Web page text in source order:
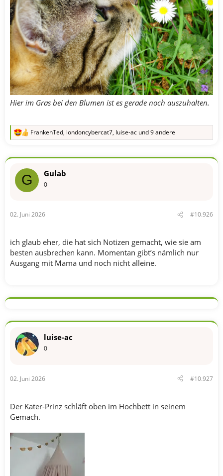
Hier im Gras bei den Blumen ist es gerade noch auszuhalten.
R
k
o
:
FrankenTed, londoncybercat7, luise-ac und 9 andere
G Gulab
0
02. Juni 2026 #10.926
ich glaub eher, die hat sich Notizen gemacht, wie sie am
besten ausbrechen kann. Momentan gibt’s nämlich nur
Ausgang mit Mama und noch nicht alleine.
luise-ac
0
02. Juni 2026 #10.927
Der Kater-Prinz schläft oben im Hochbett in seinem
Gemach.